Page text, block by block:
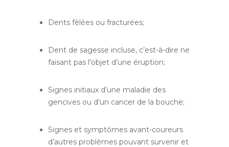
Dents fêlées ou fracturées;
Dent de sagesse incluse, c’est-à-dire ne
faisant pas l’objet d’une éruption;
Signes initiaux d’une maladie des
gencives ou d’un cancer de la bouche;
Signes et symptômes avant-coureurs
d’autres problèmes pouvant survenir et